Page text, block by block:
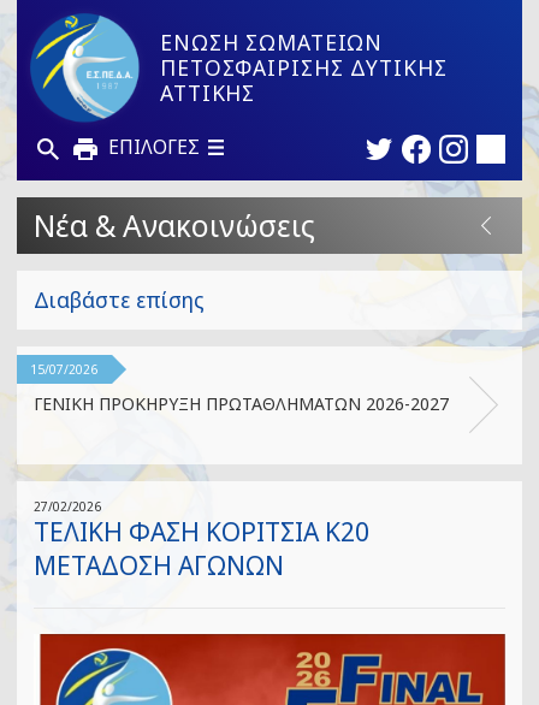
ΕΝΩΣΗ ΣΩΜΑΤΕΙΩΝ
ΠΕΤΟΣΦΑΙΡΙΣΗΣ ΔΥΤΙΚΗΣ
ΑΤΤΙΚΗΣ
ΕΠΙΛΟΓΕΣ
Νέα & Ανακοινώσεις
27/02/2026
ΤΕΛΙΚΗ ΦΑΣΗ ΚΟΡΙΤΣΙΑ Κ20
ΜΕΤΑΔΟΣΗ ΑΓΩΝΩΝ
Διαβάστε επίσης
15/07/2026
ΓΕΝΙΚΗ ΠΡΟΚΗΡΥΞΗ ΠΡΩΤΑΘΛΗΜΑΤΩΝ 2026-2027